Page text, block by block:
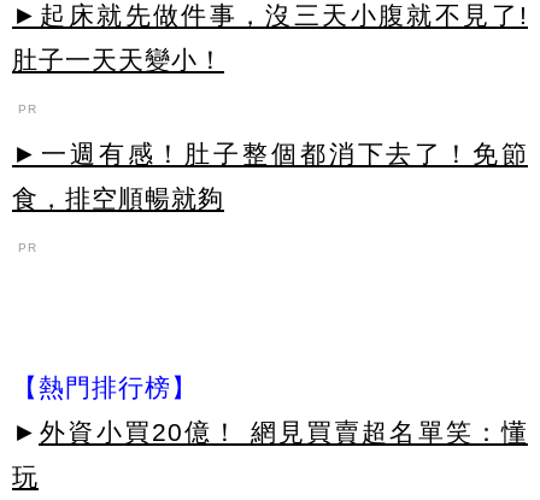
►起床就先做件事，沒三天小腹就不見了!
肚子一天天變小！
PR
►一週有感！肚子整個都消下去了！免節
食，排空順暢就夠
PR
【熱門排行榜】
► 外資小買20億！ 網見買賣超名單笑：懂
玩